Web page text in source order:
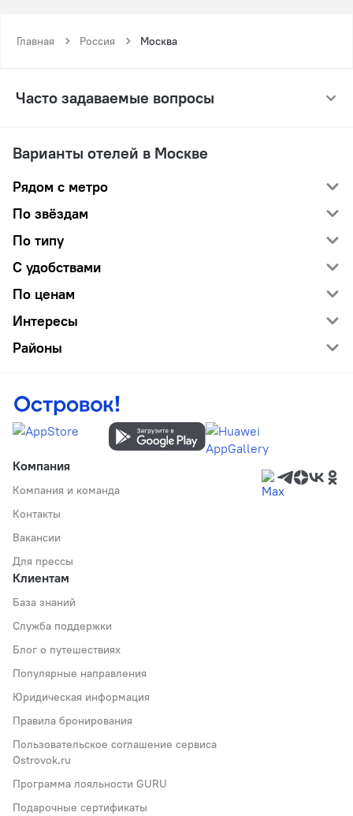
Главная Россия Москва
Часто задаваемые вопросы
Варианты отелей в Москве
Рядом с метро
По звёздам
По типу
С удобствами
По ценам
Интересы
Районы
Компания
Компания и команда
Контакты
Вакансии
Для прессы
Клиентам
База знаний
Служба поддержки
Блог о путешествиях
Популярные направления
Юридическая информация
Правила бронирования
Пользовательское соглашение сервиса
Ostrovok.ru
Программа лояльности GURU
Подарочные сертификаты